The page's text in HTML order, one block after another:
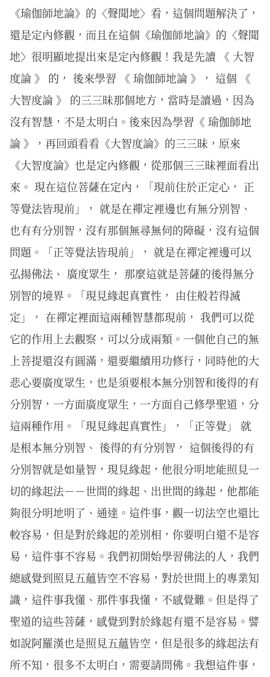
《瑜伽師地論》的〈聲聞地〉看，這個問題解決了，
還是定內修觀，而且在這個《瑜伽師地論》的〈聲聞
地〉很明顯地提出來是定內修觀！我是先讀 《 大智
度論 》 的， 後來學習 《 瑜伽師地論 》， 這個 《
大智度論 》 的三三昧那個地方，當時是讀過，因為
沒有智慧，不是太明白。後來因為學習《 瑜伽師地
論 》，再回頭看看《大智度論》的三三昧，原來
《大智度論》也是定內修觀，從那個三三昧裡面看出
來。 現在這位菩薩在定內，「現前住於正定心， 正
等覺法皆現前」， 就是在禪定裡邊也有無分別智、
也有有分別智，沒有那個無尋無伺的障礙，沒有這個
問題。「正等覺法皆現前」， 就是在禪定裡邊可以
弘揚佛法、 廣度眾生， 那麼這就是菩薩的後得無分
別智的境界。「現見緣起真實性， 由住般若得滅
定」， 在禪定裡面這兩種智慧都現前， 我們可以從
它的作用上去觀察，可以分成兩類。一個他自己的無
上菩提還沒有圓滿，還要繼續用功修行，同時他的大
悲心要廣度眾生，也是須要根本無分別智和後得的有
分別智，一方面廣度眾生，一方面自己修學聖道，分
這兩種作用。「現見緣起真實性」，「正等覺」 就
是根本無分別智、 後得的有分別智， 這個後得的有
分別智就是如量智，現見緣起，他很分明地能照見一
切的緣起法－－世間的緣起、出世間的緣起，他都能
夠很分明地明了、通達。這件事，觀一切法空也還比
較容易，但是對於緣起的差別相，你要明白還不是容
易，這件事不容易。我們初開始學習佛法的人，我們
總感覺到照見五蘊皆空不容易，對於世間上的專業知
識，這件事我懂、那件事我懂，不感覺難。但是得了
聖道的這些菩薩，感覺到對於緣起有還不是容易。譬
如說阿羅漢也是照見五蘊皆空，但是很多的緣起法有
所不知，很多不太明白，需要請問佛。我想這件事，